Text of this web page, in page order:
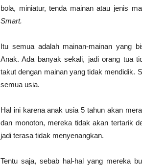
bola, miniatur, tenda mainan atau jenis
Smart.
Itu semua adalah mainan-mainan yang
Anak. Ada banyak sekali, jadi orang tua
takut dengan mainan yang tidak mendidik.
semua usia.
Hal ini karena anak usia 5 tahun akan
dan monoton, mereka tidak akan tertarik
jadi terasa tidak menyenangkan.
Tentu saja, sebab hal-hal yang mereka